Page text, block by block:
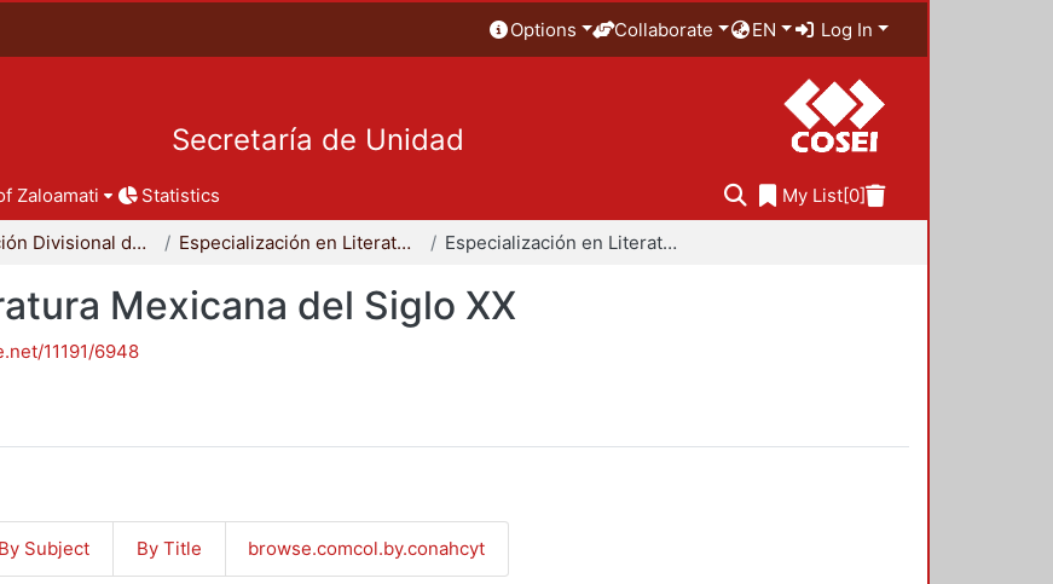
Options Collaborate EN Log In
Secretaría de Unidad
Zaloamati Statistics My List[0]
Coordinación Divisional de Posgrado Especialización en Literatura Mexicana del Siglo XX Especialización en Literatura Mexicana del Siglo XX
Mexicana del Siglo XX
11191/6948
By Subject By Title browse.comcol.by.conahcyt